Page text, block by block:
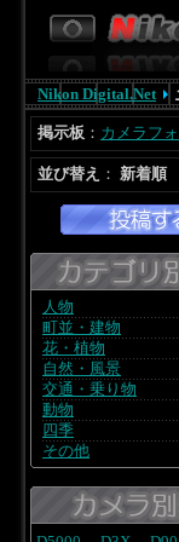
Nikon Digital.Net
掲示板 ： カメラフ
並び替え ： 新着順
人物
町並・建物
花・植物
自然・風景
交通・乗り物
動物
四季
その他